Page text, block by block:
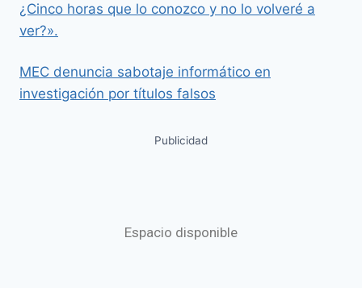
¿Cinco horas que lo conozco y no lo volveré a
ver?».
MEC denuncia sabotaje informático en
investigación por títulos falsos
Publicidad
Espacio disponible